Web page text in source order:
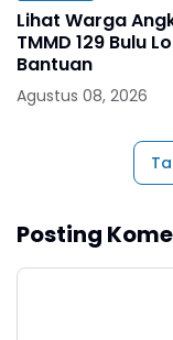
Lihat Warga
TMMD 129 Bulu
Bantuan
Agustus 08, 2026
Posting